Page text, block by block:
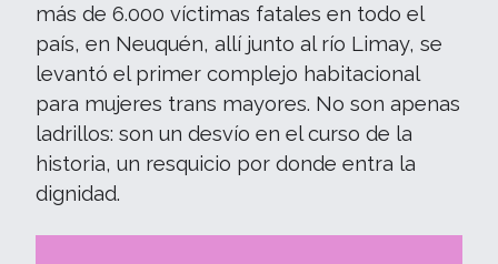
más de 6.000 víctimas fatales en todo el
país, en Neuquén, allí junto al río Limay, se
levantó el primer complejo habitacional
para mujeres trans mayores. No son apenas
ladrillos: son un desvío en el curso de la
historia, un resquicio por donde entra la
dignidad.